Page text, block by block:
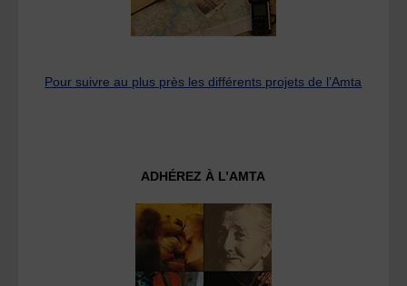
Pour suivre au plus près les différents projets de l’Amta
ADHÉREZ À L’AMTA